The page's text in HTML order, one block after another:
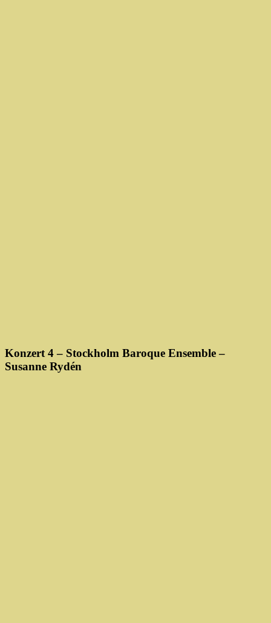
Konzert 4 – Stockholm Baroque Ensemble –
Susanne Rydén